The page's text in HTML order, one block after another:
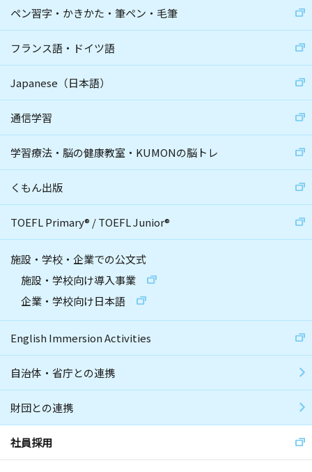
ペン習字・かきかた・筆ペン・毛筆
フランス語・ドイツ語
Japanese（日本語）
通信学習
学習療法・脳の健康教室・KUMONの脳トレ
くもん出版
TOEFL Primary® /TOEFL Junior®
施設・学校・企業での公文式
施設・学校向け導入事業
企業・学校向け日本語
English Immersion Activities
自治体・省庁との連携
財団との連携
社員採用